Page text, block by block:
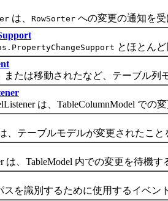
は、 RowSorter への変更の通知を
とほとん
は移動されたなど、テーブル列
は、TableColumnModel での
テーブルモデルが変更されたこと
、TableModel 内での変更を待機す
識別するために使用するイベン